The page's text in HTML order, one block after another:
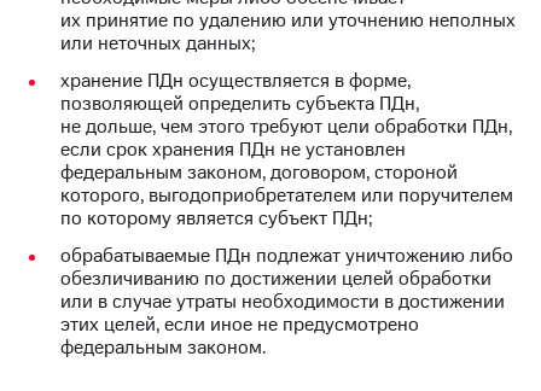
их принятие по удалению или уточнению неполных
или неточных данных;
хранение ПДн осуществляется в форме,
позволяющей определить субъекта ПДн,
не дольше, чем этого требуют цели обработки ПДн,
если срок хранения ПДн не установлен
федеральным законом, договором, стороной
которого, выгодоприобретателем или поручителем
по которому является субъект ПДн;
обрабатываемые ПДн подлежат уничтожению либо
обезличиванию по достижении целей обработки
или в случае утраты необходимости в достижении
этих целей, если иное не предусмотрено
федеральным законом.